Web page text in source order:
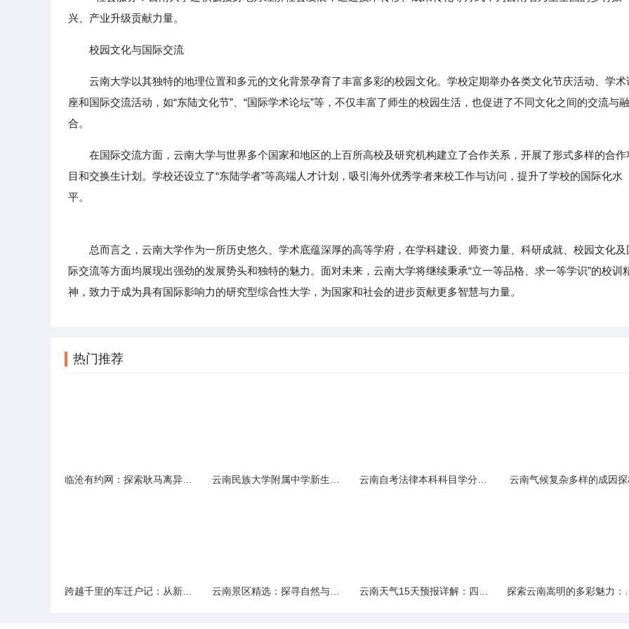
兴、产业升级贡献力量。
校园文化与国际交流
云南大学以其独特的地理位置和多元的文化背景孕育了丰富多彩的校园文化。学校定期举办各类文化节庆活动、学术
座和国际交流活动，如“东陆文化节”、“国际学术论坛”等，不仅丰富了师生的校园生活，也促进了不同文化之间的交流与融
合。
在国际交流方面，云南大学与世界多个国家和地区的上百所高校及研究机构建立了合作关系，开展了形式多样的合作
目和交换生计划。学校还设立了“东陆学者”等高端人才计划，吸引海外优秀学者来校工作与访问，提升了学校的国际化水
平。
总而言之，云南大学作为一所历史悠久、学术底蕴深厚的高等学府，在学科建设、师资力量、科研成就、校园文化及
际交流等方面均展现出强劲的发展势头和独特的魅力。面对未来，云南大学将继续秉承“立一等品格、求一等学识”的校训
神，致力于成为具有国际影响力的研究型综合性大学，为国家和社会的进步贡献更多智慧与力量。
热门推荐
云南气候复杂多样的成因